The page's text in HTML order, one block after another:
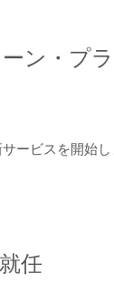
ン・プ
ービスを開始し
任